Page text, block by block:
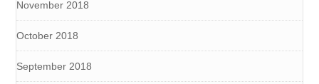
November 2018
October 2018
September 2018